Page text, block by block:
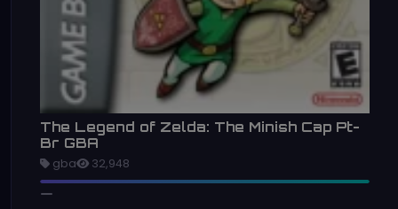
The Legend of Zelda: The Minish Cap Pt-
Br GBA
gba 32,948